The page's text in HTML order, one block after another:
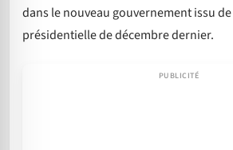
dans le nouveau gouvernement issu de
présidentielle de décembre dernier.